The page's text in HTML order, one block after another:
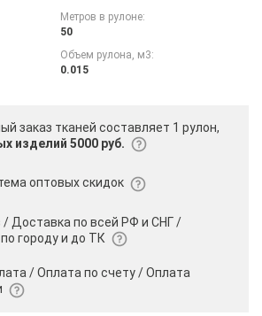
Метров в рулоне:
50
Объем рулона, м3:
0.015
заказ тканей составляет 1 рулон,
изделий 5000 руб.
оптовых скидок
Доставка по всей РФ и СНГ /
городу и до ТК
/ Оплата по счету /Оплата